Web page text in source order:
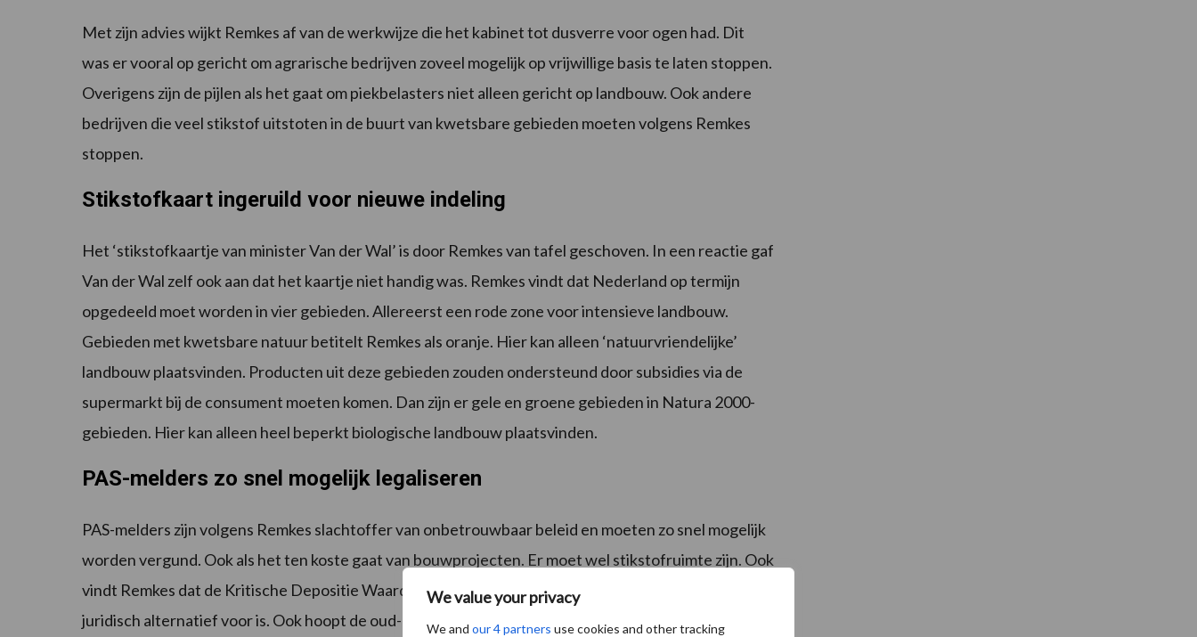
We value your privacy
We and our 4 partners use cookies and other tracking
Met zijn advies wijkt Remkes af van de werkwijze die het kabinet tot dusverre voor ogen had. Dit
was er vooral op gericht om agrarische bedrijven zoveel mogelijk op vrijwillige basis te laten stoppen.
Overigens zijn de pijlen als het gaat om piekbelasters niet alleen gericht op landbouw. Ook andere
bedrijven die veel stikstof uitstoten in de buurt van kwetsbare gebieden moeten volgens Remkes
stoppen.
Stikstofkaart ingeruild voor nieuwe indeling
Het ‘stikstofkaartje van minister Van der Wal’ is door Remkes van tafel geschoven. In een reactie gaf
Van der Wal zelf ook aan dat het kaartje niet handig was. Remkes vindt dat Nederland op termijn
opgedeeld moet worden in vier gebieden. Allereerst een rode zone voor intensieve landbouw.
Gebieden met kwetsbare natuur betitelt Remkes als oranje. Hier kan alleen ‘natuurvriendelijke’
landbouw plaatsvinden. Producten uit deze gebieden zouden ondersteund door subsidies via de
supermarkt bij de consument moeten komen. Dan zijn er gele en groene gebieden in Natura 2000-
gebieden. Hier kan alleen heel beperkt biologische landbouw plaatsvinden.
PAS-melders zo snel mogelijk legaliseren
PAS-melders zijn volgens Remkes slachtoffer van onbetrouwbaar beleid en moeten zo snel mogelijk
worden vergund. Ook als het ten koste gaat van bouwprojecten. Er moet wel stikstofruimte zijn. Ook
vindt Remkes dat de Kritische Depositie Waarde uit de wet moet worden gehaald zodra daar een
juridisch alternatief voor is. Ook hoopt de oud-politicus dat de verhoudingen tussen agrarische